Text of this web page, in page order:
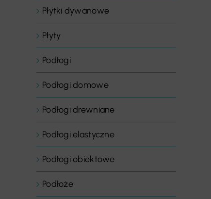
Płytki dywanowe
Płyty
Podłogi
Podłogi domowe
Podłogi drewniane
Podłogi elastyczne
Podłogi obiektowe
Podłoże